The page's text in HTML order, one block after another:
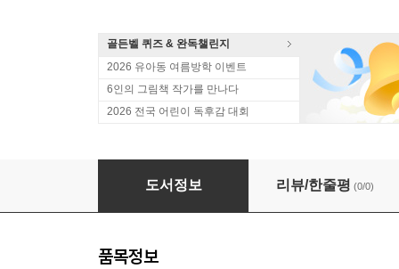
골든벨 퀴즈 & 완독챌린지
2026 유아동 여름방학 이벤트
6인의 그림책 작가를 만나다
2026 전국 어린이 독후감 대회
흑설공주 snow black
도서정보 리뷰/한줄평 (0/0)
품목정보